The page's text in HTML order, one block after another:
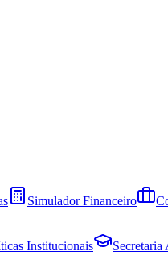
Simulador Financeiro
Institucionais Secretaria